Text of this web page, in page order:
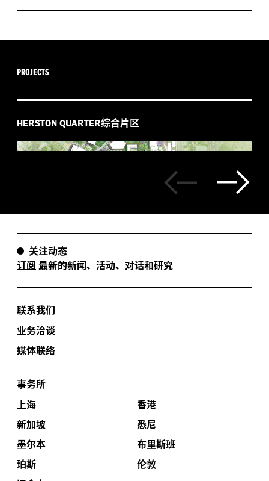
PROJECTS
HERSTON QUARTER综合片区
关注动态
订阅 最新的新闻、活动、对话和研究
联系我们
业务洽谈
媒体联络
事务所
上海
香港
新加坡
悉尼
墨尔本
布里斯班
珀斯
伦敦